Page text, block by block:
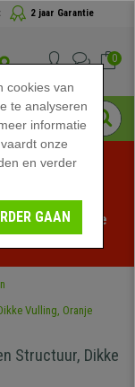
2 jaar Garantie
0
tijd - Bekijk de
Structuur, Dikke
cookies van
te analyseren
informatie
onze
en verder
GAAN